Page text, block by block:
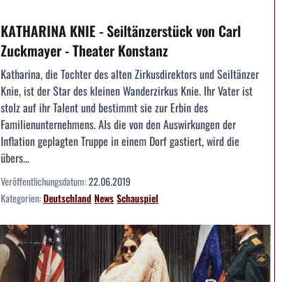
KATHARINA KNIE - Seiltänzerstück von Carl
Zuckmayer - Theater Konstanz
Katharina, die Tochter des alten Zirkusdirektors und Seiltänzer
Knie, ist der Star des kleinen Wanderzirkus Knie. Ihr Vater ist
stolz auf ihr Talent und bestimmt sie zur Erbin des
Familienunternehmens. Als die von den Auswirkungen der
Inflation geplagten Truppe in einem Dorf gastiert, wird die
übers...
Veröffentlichungsdatum:22.06.2019
Kategorien:DeutschlandNewsSchauspiel